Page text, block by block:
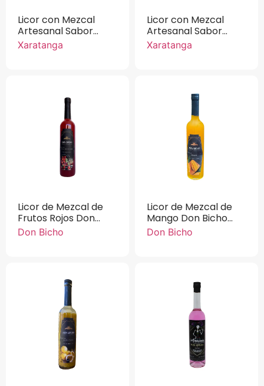
Licor con Mezcal
Artesanal Sabor
Jamaica Xaratanga
750 ml.
Xaratanga
Licor con Mezcal
Artesanal Sabor
Tamarindo
Xaratanga
Licor de Mezcal de
Frutos Rojos Don
Bicho 750 ml.
Don Bicho
Licor de Mezcal de
Mango Don Bicho
750 ml.
Don Bicho